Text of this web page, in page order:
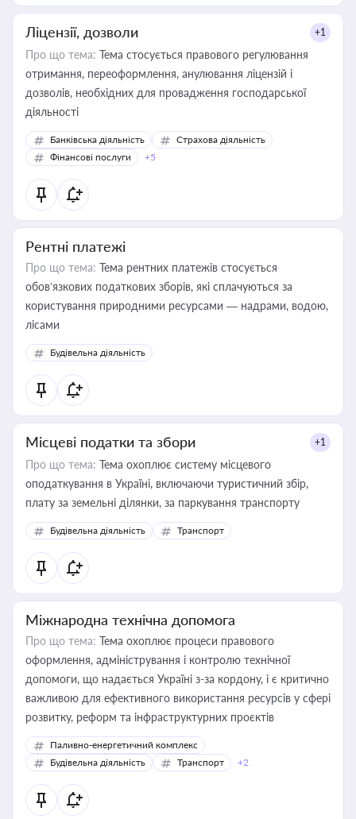
Ліцензії, дозволи +1
Про що тема: Тема стосується правового регулювання
отримання, переоформлення, анулювання ліцензій і
дозволів, необхідних для провадження господарської
діяльності
Банківська діяльність
Страхова діяльність
Фінансові послуги
+5
Рентні платежі
Про що тема: Тема рентних платежів стосується
обов’язкових податкових зборів, які сплачуються за
користування природними ресурсами — надрами, водою,
лісами
Будівельна діяльність
Місцеві податки та збори +1
Про що тема: Тема охоплює систему місцевого
оподаткування в Україні, включаючи туристичний збір,
плату за земельні ділянки, за паркування транспорту
Будівельна діяльність Транспорт
Міжнародна технічна допомога
Про що тема: Тема охоплює процеси правового
оформлення, адміністрування і контролю технічної
допомоги, що надається Україні з-за кордону, і є критично
важливою для ефективного використання ресурсів у сфері
розвитку, реформ та інфраструктурних проєктів
Паливно-енергетичний комплекс
Будівельна діяльність
Транспорт +2